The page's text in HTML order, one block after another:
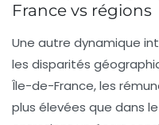
France vs régions
Une autre dynamique
les disparités
Île-de-France, les
plus élevées que dans